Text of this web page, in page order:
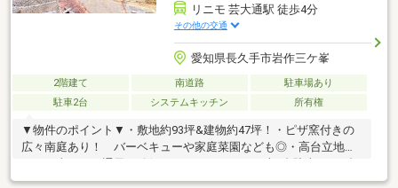
リニモ 芸大通駅 徒歩4分
その他の交通
愛知県長久手市岩作三ケ峯
2階建て 南道路
駐車場あり
駐車2台
システムキッチン 所有権
▼物件のポイント▼・敷地約93坪&建物約47坪！・ピザ窯付きの
広々南庭あり！ バーベキューや家庭菜園なども◎・高台立地の
ため日当たりや通風を確保しやすいです！・お車2台駐車可 1台
分の車庫付き！・小屋裏収納あり 2階6帖洋室からアクセス可